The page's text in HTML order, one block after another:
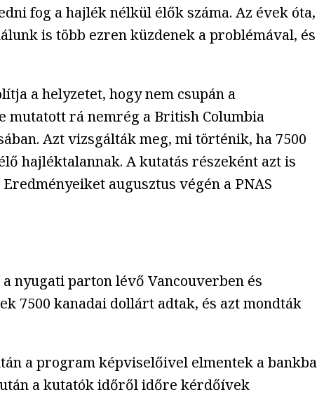
fog a hajlék nélkül élők száma. Az évek óta,
is több ezren küzdenek a problémával, és
a helyzetet, hogy nem csupán a
mutatott rá nemrég a British Columbia
Azt vizsgálták meg, mi történik, ha 7500
hajléktalannak. A kutatás részeként azt is
augusztus végén a PNAS
nyugati parton lévő Vancouverben és
7500 kanadai dollárt adtak, és azt mondták
a program képviselőivel elmentek a bankba
a kutatók időről időre kérdőívek